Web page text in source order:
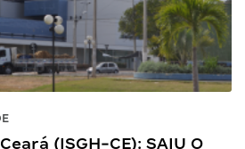
(ISGH-CE): SAIU O